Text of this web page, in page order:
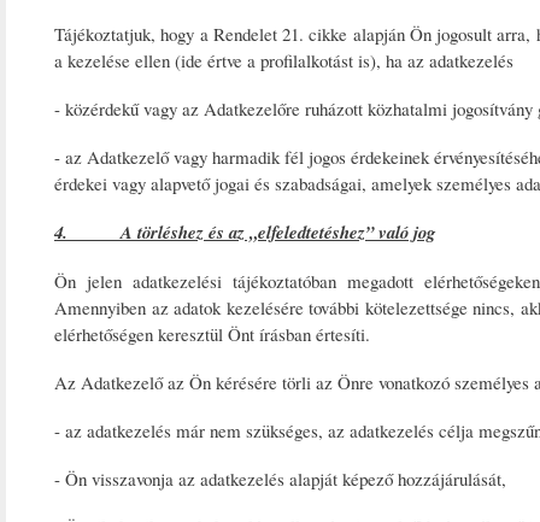
Tájékoztatjuk, hogy a Rendelet 21. cikke alapján Ön jogosult
a kezelése ellen (ide értve a profilalkotást is), ha az adatkezelés
- közérdekű vagy az Adatkezelőre ruházott közhatalmi
- az Adatkezelő vagy harmadik fél jogos érdekeinek
érdekei vagy alapvető jogai és szabadságai, amelyek személyes
4. A törléshez és az „elfeledtetéshez” való jog
Ön jelen adatkezelési tájékoztatóban megadott
Amennyiben az adatok kezelésére további kötelezettsége nincs,
elérhetőségen keresztül Önt írásban értesíti.
Az Adatkezelő az Ön kérésére törli az Önre vonatkozó
- az adatkezelés már nem szükséges, az adatkezelés célja
- Ön visszavonja az adatkezelés alapját képező hozzájárulását,